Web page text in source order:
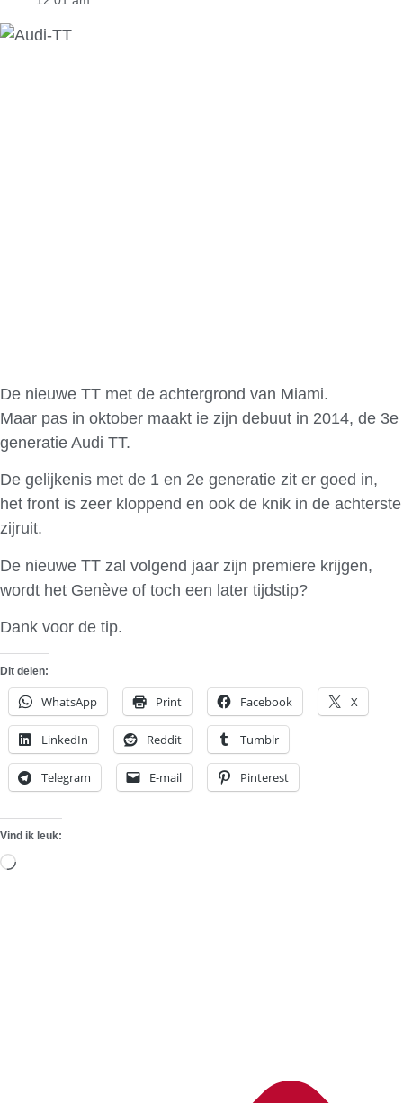
De nieuwe TT met de achtergrond van Miami.
Maar pas in oktober maakt ie zijn debuut in 2014, de 3e
generatie Audi TT.
De gelijkenis met de 1 en 2e generatie zit er goed in,
het front is zeer kloppend en ook de knik in de achterste
zijruit.
De nieuwe TT zal volgend jaar zijn premiere krijgen,
wordt het Genève of toch een later tijdstip?
Dank voor de tip.
Dit delen:
WhatsApp Print Facebook X
LinkedIn Reddit Tumblr
Telegram E-mail Pinterest
Vind ik leuk:
Aan